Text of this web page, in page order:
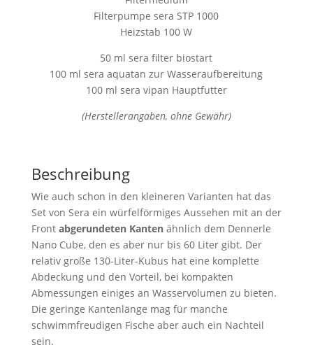
Filterpumpe sera STP 1000
Heizstab 100 W
50 ml sera filter biostart
100 ml sera aquatan zur Wasseraufbereitung
100 ml sera vipan Hauptfutter
(Herstellerangaben, ohne Gewähr)
Beschreibung
Wie auch schon in den kleineren Varianten hat das
Set von Sera ein würfelförmiges Aussehen mit an der
Front abgerundeten Kantenähnlich dem Dennerle
Nano Cube, den es aber nur bis 60 Liter gibt. Der
relativ große 130-Liter-Kubus hat eine komplette
Abdeckung und den Vorteil, bei kompakten
Abmessungen einiges an Wasservolumen zu bieten.
Die geringe Kantenlänge mag für manche
schwimmfreudigen Fische aber auch ein Nachteil
sein.